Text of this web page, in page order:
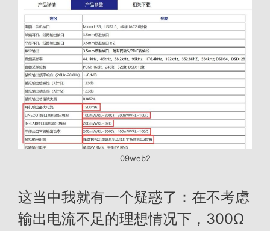
09web2
这当中我就有一个疑惑了：在不考虑
输出电流不足的理想情况下，300Ω